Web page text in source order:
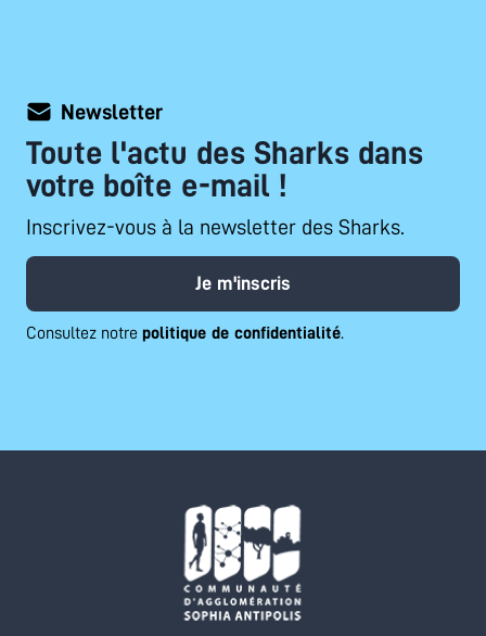
Newsletter
Toute l'actu des Sharks dans
votre boîte e-mail !
Inscrivez-vous à la newsletter des Sharks.
Je m'inscris
Consultez notre politique de confidentialité.